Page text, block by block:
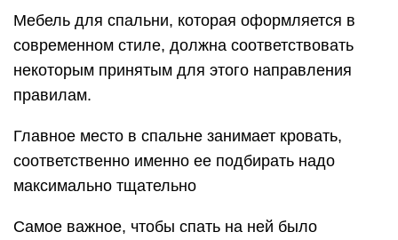
Мебель для спальни, которая оформляется в
современном стиле, должна соответствовать
некоторым принятым для этого направления
правилам.
Главное место в спальне занимает кровать,
соответственно именно ее подбирать надо
максимально тщательно
Самое важное, чтобы спать на ней было